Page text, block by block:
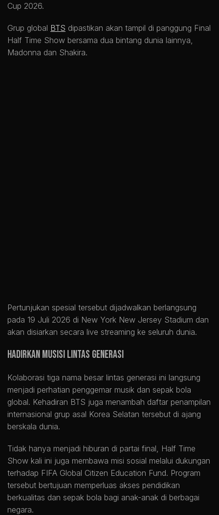
Cup 2026.
Grup global BTS dipastikan akan tampil di panggung Final
Half Time Show bersama dua bintang dunia lainnya,
Madonna dan Shakira.
Pertunjukan spesial tersebut dijadwalkan berlangsung
pada 19 Juli 2026 di New York New Jersey Stadium dan
akan disiarkan secara live streaming ke seluruh dunia.
Hadirkan Musisi Lintas Generasi
Kolaborasi tiga nama besar lintas generasi ini langsung
menjadi perhatian penggemar musik dan sepak bola
global. Kehadiran BTS juga menambah daftar penampilan
internasional grup asal Korea Selatan tersebut di ajang
berskala dunia.
Tidak hanya menjadi hiburan di partai final, Half Time
Show kali ini juga membawa misi sosial melalui dukungan
terhadap FIFA Global Citizen Education Fund. Program
tersebut bertujuan memperluas akses pendidikan
berkualitas dan sepak bola bagi anak-anak di berbagai
negara.